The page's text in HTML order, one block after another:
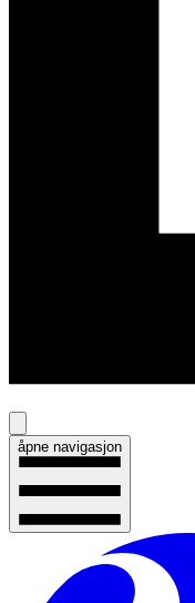
åpne navigasjon